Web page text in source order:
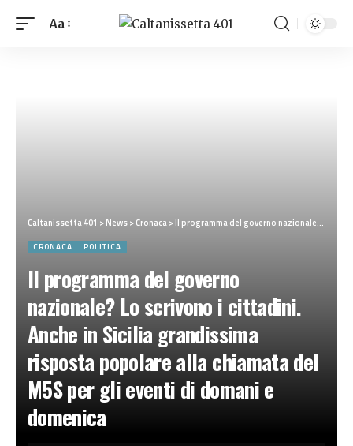
Aa
Caltanissetta 401 >News>Cronaca>Il programma del governo nazionale? Lo scrivono i cittadini. Anche in Sicilia grandissima risposta popolare alla chiamata del M5S per gli eventi di domani e domenica
CRONACA POLITICA
Il programma del governo
nazionale? Lo scrivono i cittadini.
Anche in Sicilia grandissima
risposta popolare alla chiamata del
M5S per gli eventi di domani e
domenica